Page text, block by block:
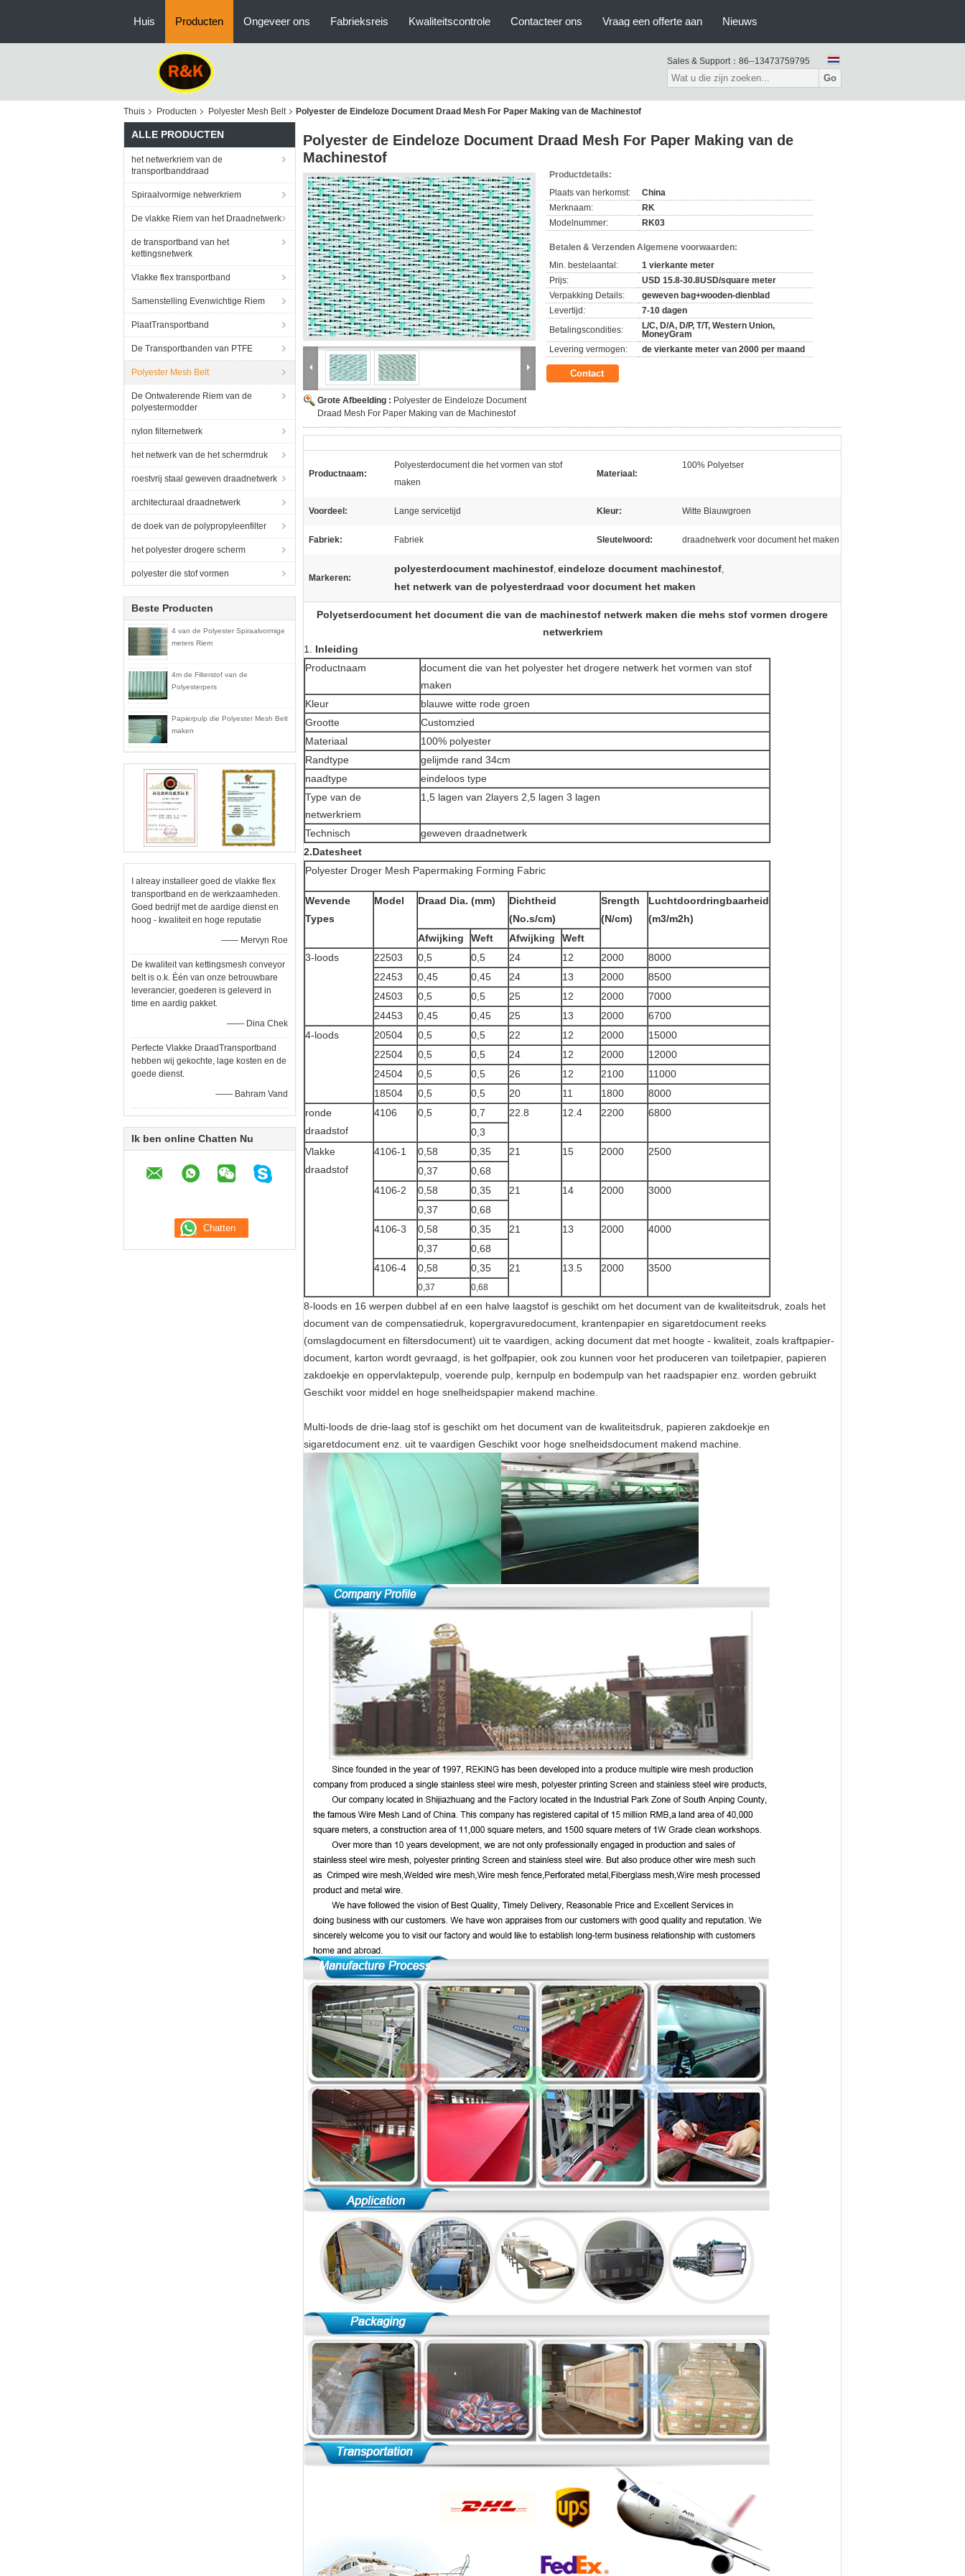
Huis Producten Ongeveer ons Fabrieksreis Kwaliteitscontrole Contacteer ons Vraag een offerte aan Nieuws
Sales & Support： 86--13473759795
Go
Thuis Producten Polyester Mesh Belt Polyester de Eindeloze Document Draad Mesh For Paper Making van de Machinestof
ALLE PRODUCTEN
het netwerkriem van de
transportbanddraad
Spiraalvormige netwerkriem
De vlakke Riem van het Draadnetwerk
de transportband van het
kettingsnetwerk
Vlakke flex transportband
Samenstelling Evenwichtige Riem
PlaatTransportband
De Transportbanden van PTFE
Polyester Mesh Belt
De Ontwaterende Riem van de
polyestermodder
nylon filternetwerk
het netwerk van de het schermdruk
roestvrij staal geweven draadnetwerk
architecturaal draadnetwerk
de doek van de polypropyleenfilter
het polyester drogere scherm
polyester die stof vormen
Beste Producten
4 van de Polyester Spiraalvormige
meters Riem
4m de Filterstof van de
Polyesterpers
Papierpulp die Polyester Mesh Belt
maken
I alreay installeer goed de vlakke flex
transportband en de werkzaamheden.
Goed bedrijf met de aardige dienst en
hoog - kwaliteit en hoge reputatie
—— Mervyn Roe
De kwaliteit van kettingsmesh conveyor
belt is o.k. Één van onze betrouwbare
leverancier, goederen is geleverd in
time en aardig pakket.
—— Dina Chek
Perfecte Vlakke DraadTransportband
hebben wij gekochte, lage kosten en de
goede dienst.
—— Bahram Vand
Ik ben online Chatten Nu
Polyester de Eindeloze Document Draad Mesh For Paper Making van de
Machinestof
Grote Afbeelding : Polyester de Eindeloze Document
Draad Mesh For Paper Making van de Machinestof
Productdetails:
Plaats van herkomst:
China
Merknaam:
RK
Modelnummer:
RK03
Betalen & Verzenden Algemene voorwaarden:
Min. bestelaantal:
1 vierkante meter
Prijs:
USD 15.8-30.8USD/square meter
Verpakking Details:
geweven bag+wooden-dienblad
Levertijd:
7-10 dagen
Betalingscondities:
L/C, D/A, D/P, T/T, Western Union,
MoneyGram
Levering vermogen:
de vierkante meter van 2000 per maand
Contact
Productnaam:
Polyesterdocument die het vormen van stof
maken
Materiaal:
100% Polyetser
Voordeel: Lange servicetijd Kleur: Witte Blauwgroen
Fabriek: Fabriek Sleutelwoord: draadnetwerk voor document het maken
Markeren:
polyesterdocument machinestof, eindeloze document machinestof,
het netwerk van de polyesterdraad voor document het maken
Polyetserdocument het document die van de machinestof netwerk maken die mehs stof vormen drogere
netwerkriem
1. Inleiding
Productnaam
document die van het polyester het drogere netwerk het vormen van stof
maken
Kleur
blauwe witte rode groen
Grootte
Customzied
Materiaal
100% polyester
Randtype
gelijmde rand 34cm
naadtype
eindeloos type
Type van de
netwerkriem
1,5 lagen van 2layers 2,5 lagen 3 lagen
Technisch
geweven draadnetwerk
2.Datesheet
Polyester Droger Mesh Papermaking Forming Fabric
Wevende
Types
Model Draad Dia. (mm)
Dichtheid
(No.s/cm)
Srength
(N/cm)
Luchtdoordringbaarheid
(m3/m2h)
Afwijking
Weft Afwijking
Weft
3-loods
22503 0,5 0,5 24 12 2000
8000
22453
0,45 0,45 24 13 2000
8500
24503
0,5 0,5 25 12 2000
7000
24453
0,45 0,45 25 13 2000
6700
4-loods
20504 0,5 0,5 22 12 2000
15000
22504
0,5 0,5 24 12 2000
12000
24504
0,5 0,5 26 12 2100
11000
18504
0,5 0,5 20 11 1800
8000
ronde
draadstof
4106 0,5 0,7 22.8 12.4 2200
6800
0,3
Vlakke
draadstof
4106-1 0,58 0,35 21 15 2000
2500
0,37
0,68
4106-2
0,58 0,35 21 14 2000
3000
0,37
0,68
4106-3
0,58 0,35 21 13 2000
4000
0,37
0,68
4106-4
0,58 0,35 21 13.5 2000 3500
0,37 0,68
8-loods en 16 werpen dubbel af en een halve laagstof is geschikt om het document van de kwaliteitsdruk, zoals het
document van de compensatiedruk, kopergravuredocument, krantenpapier en sigaretdocument reeks
(omslagdocument en filtersdocument) uit te vaardigen, acking document dat met hoogte - kwaliteit, zoals kraftpapier-
document, karton wordt gevraagd, is het golfpapier, ook zou kunnen voor het produceren van toiletpapier, papieren
zakdoekje en oppervlaktepulp, voerende pulp, kernpulp en bodempulp van het raadspapier enz. worden gebruikt
Geschikt voor middel en hoge snelheidspapier makend machine.
Multi-loods de drie-laag stof is geschikt om het document van de kwaliteitsdruk, papieren zakdoekje en
sigaretdocument enz. uit te vaardigen Geschikt voor hoge snelheidsdocument makend machine.